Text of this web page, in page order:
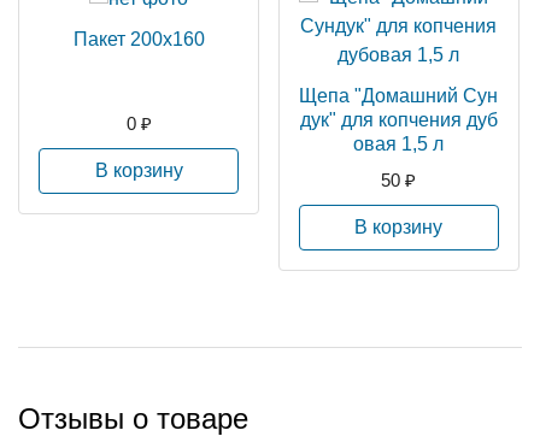
Пакет 200х160
0 ₽
В корзину
Щепа "Домашний Сун
дук" для копчения дуб
овая 1,5 л
50 ₽
В корзину
Отзывы о товаре